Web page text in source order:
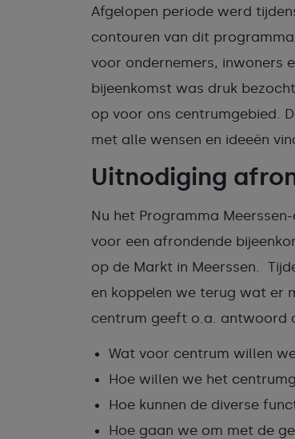
Afgelopen periode werd
contouren van dit
voor ondernemers, inwoners
bijeenkomst was druk
op voor ons centrumgebied.
met alle wensen en ideeën
Uitnodiging
Nu het Programma
voor een afrondende
op de Markt in Meerssen.
en koppelen we terug wat er
centrum geeft o.a. antwoord
Wat voor centrum willen
Hoe willen we het
Hoe kunnen de diverse
Hoe gaan we om met de